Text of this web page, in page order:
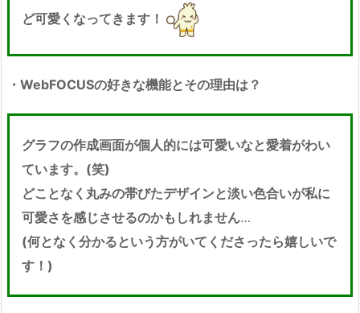
ど可愛くなってきます！
・WebFOCUSの好きな機能とその理由は？
グラフの作成画面が個人的には可愛いなと愛着がわい
ています。(笑)
どことなく丸みの帯びたデザインと淡い色合いが私に
可愛さを感じさせるのかもしれません…
(何となく分かるという方がいてくださったら嬉しいで
す！)